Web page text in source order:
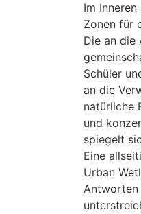
Im
Zonen für
Die an die
Schüler
an die
natürliche
und
spiegelt
Eine
Urban
Antworten